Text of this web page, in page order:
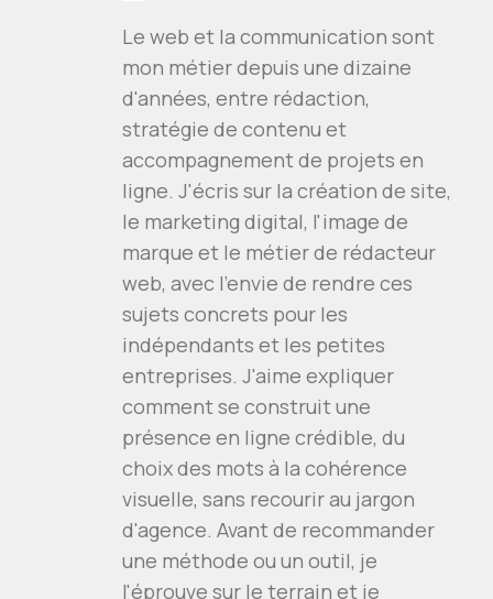
Le web et la communication sont
mon métier depuis une dizaine
d'années, entre rédaction,
stratégie de contenu et
accompagnement de projets en
ligne. J'écris sur la création de site,
le marketing digital, l'image de
marque et le métier de rédacteur
web, avec l'envie de rendre ces
sujets concrets pour les
indépendants et les petites
entreprises. J'aime expliquer
comment se construit une
présence en ligne crédible, du
choix des mots à la cohérence
visuelle, sans recourir au jargon
d'agence. Avant de recommander
une méthode ou un outil, je
l'éprouve sur le terrain et je